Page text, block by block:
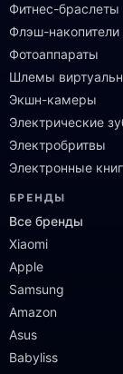
Фитнес-браслеты
Флэш-накопители
Фотоаппараты
Шлемы
Экшн-камеры
Электрические
Электробритвы
Электронные
БРЕНДЫ
Все бренды
Xiaomi
Apple
Samsung
Amazon
Asus
Babyliss